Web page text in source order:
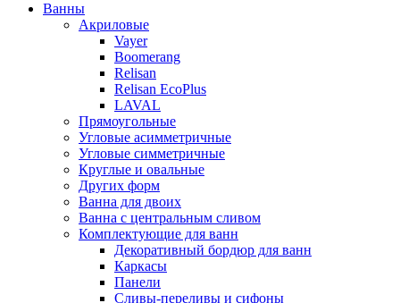
Ванны
Акриловые
Vayer
Boomerang
Relisan
Relisan EcoPlus
LAVAL
Прямоугольные
Угловые асимметричные
Угловые симметричные
Круглые и овальные
Других форм
Ванна для двоих
Ванна с центральным сливом
Комплектующие для ванн
Декоративный бордюр для ванн
Каркасы
Панели
Сливы-переливы и сифоны